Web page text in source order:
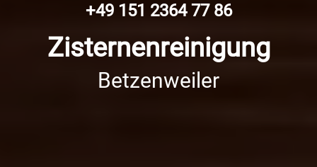
+49 151 2364 77 86
Zisternenreinigung
Betzenweiler